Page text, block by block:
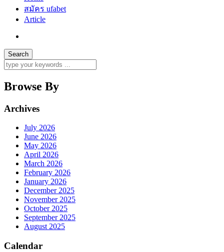
สมัคร ufabet
Article
Browse By
Archives
July 2026
June 2026
May 2026
April 2026
March 2026
February 2026
January 2026
December 2025
November 2025
October 2025
September 2025
August 2025
Calendar